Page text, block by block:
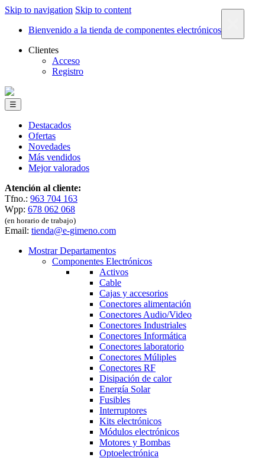
Skip to navigation Skip to content
Bienvenido a la tienda de componentes electrónicos
Clientes
Acceso
Registro
☰
Destacados
Ofertas
Novedades
Más vendidos
Mejor valorados
Atención al cliente:
Tfno.: 963 704 163
Wpp: 678 062 068
(en horario de trabajo)
Email: tienda@e-gimeno.com
Mostrar Departamentos
Componentes Electrónicos
Activos
Cable
Cajas y accesorios
Conectores alimentación
Conectores Audio/Video
Conectores Industriales
Conectores Informática
Conectores laboratorio
Conectores Múliples
Conectores RF
Disipación de calor
Energía Solar
Fusibles
Interruptores
Kits electrónicos
Módulos electrónicos
Motores y Bombas
Optoelectrónica